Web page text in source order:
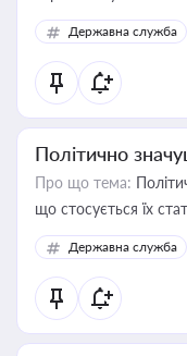
Державна служба
Політично
Про що тема:
що стосується їх
Державна служба